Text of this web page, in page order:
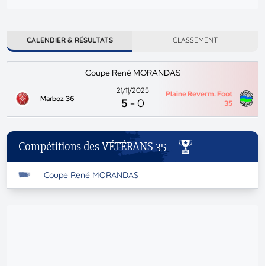
CALENDIER & RÉSULTATS CLASSEMENT
Coupe René MORANDAS
Marboz 36
21/11/2025
5 -0
Plaine Reverm. Foot
35
Compétitions des VÉTÉRANS 35
Coupe René MORANDAS